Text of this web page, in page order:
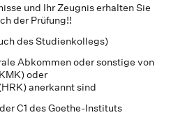
und Ihr Zeugnis erhalten Sie
der Prüfung!!
des Studienkollegs)
Abkommen oder sonstige von
oder
anerkannt sind
C1 des Goethe-Instituts